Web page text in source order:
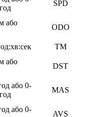
SPD
або
ODO
TM
або
DST
або 0-
MAS
або 0-
AVS